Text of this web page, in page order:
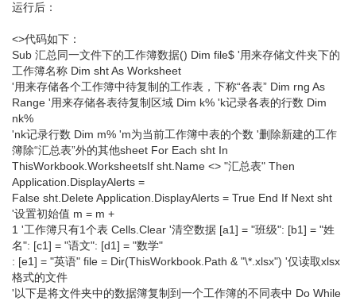
运行后：
<>代码如下：
Sub 汇总同一文件下的工作簿数据() Dim file$ '用来存储文件夹下的
工作簿名称 Dim sht As Worksheet
'用来存储各个工作簿中待复制的工作表，下称“各表” Dim rng As
Range '用来存储各表待复制区域 Dim k% 'k记录各表的行数 Dim
nk%
'nk记录行数 Dim m% 'm为当前工作簿中表的个数 '删除新建的工作
簿除“汇总表”外的其他sheet For Each sht In
ThisWorkbook.WorksheetsIf sht.Name <> "汇总表" Then
Application.DisplayAlerts =
False sht.Delete Application.DisplayAlerts = True End If Next sht
'设置初始值 m = m +
1 '工作簿只有1个表 Cells.Clear '清空数据 [a1] = "班级": [b1] = "姓
名": [c1] = "语文": [d1] = "数学"
: [e1] = "英语" file = Dir(ThisWorkbook.Path & "\*.xlsx") '仅读取xlsx
格式的文件
'以下是将文件夹中的数据簿复制到一个工作簿的不同表中 Do While